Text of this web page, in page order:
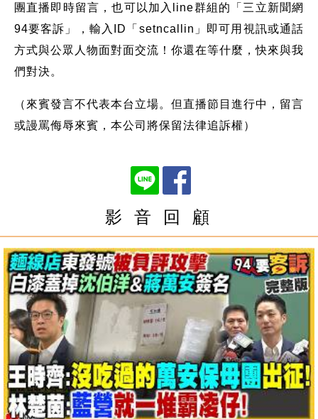
團直播即時留言，也可以加入line群組的「三立新聞網
94要客訴」，輸入ID「setncallin」即可用視訊或通話
方式與公眾人物面對面交流！你還在等什麼，快來與我
們對決。
（來賓發言不代表本台立場。但直播節目進行中，留言
或謾罵侮辱來賓，本公司將保留法律追訴權）
影 音 回 顧